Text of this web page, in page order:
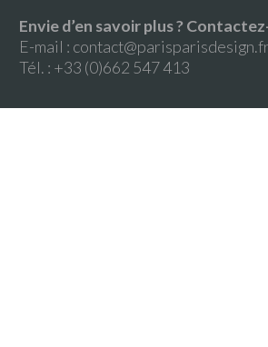
Envie d’en savoir plus ?
E-mail : contact@parisparisdesign.fr
Tél. : +33 (0)662 547 413